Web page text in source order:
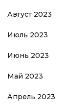
Август 2023
Июль 2023
Июнь 2023
Май 2023
Апрель 2023